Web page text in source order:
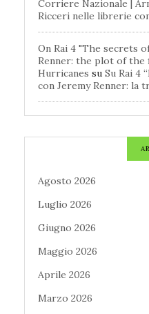
Corriere Nazionale |
Ricceri nelle librerie
On Rai 4 "The secrets
Renner: the plot of the
Hurricanes su Su Rai 4
con Jeremy Renner: la
Agosto 2026
Luglio 2026
Giugno 2026
Maggio 2026
Aprile 2026
Marzo 2026